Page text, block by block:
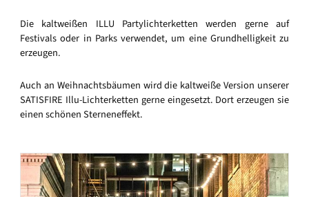
Die kaltweißen ILLU Partylichterketten werden gerne auf
Festivals oder in Parks verwendet, um eine Grundhelligkeit zu
erzeugen.
Auch an Weihnachtsbäumen wird die kaltweiße Version unserer
SATISFIRE Illu-Lichterketten gerne eingesetzt. Dort erzeugen sie
einen schönen Sterneneffekt.